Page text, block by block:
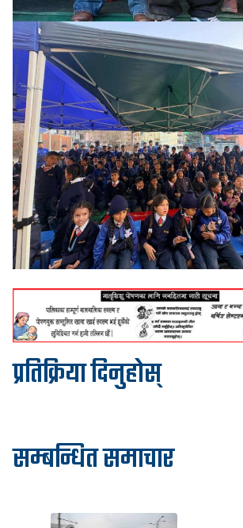
प्रतिक्रिया दिनुहोस्
सम्बन्धित समाचार